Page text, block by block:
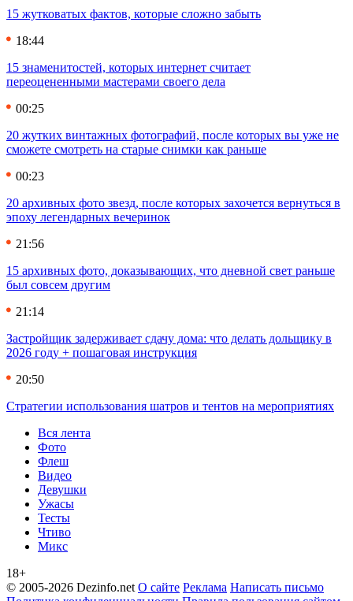
15 жутковатых фактов, которые сложно забыть
18:44
15 знаменитостей, которых интернет считает
переоцененными мастерами своего дела
00:25
20 жутких винтажных фотографий, после которых вы уже не
сможете смотреть на старые снимки как раньше
00:23
20 архивных фото звезд, после которых захочется вернуться в
эпоху легендарных вечеринок
21:56
15 архивных фото, доказывающих, что дневной свет раньше
был совсем другим
21:14
Застройщик задерживает сдачу дома: что делать дольщику в
2026 году + пошаговая инструкция
20:50
Стратегии использования шатров и тентов на мероприятиях
Вся лента
Фото
Флеш
Видео
Девушки
Ужасы
Тесты
Чтиво
Микс
18+
© 2005-2026 Dezinfo.net О сайте Реклама Написать письмо